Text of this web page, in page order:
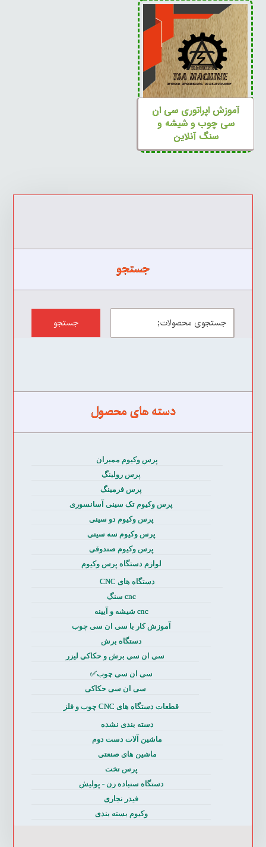
آموزش اپراتوری سی ان
سی چوب و شیشه و
سنگ آنلاین
جستجو
جستجو
دسته های محصول
پرس وکیوم ممبران
پرس رولینگ
پرس فرمینگ
پرس وکیوم تک سینی آسانسوری
پرس وکیوم دو سینی
پرس وکیوم سه سینی
پرس وکیوم صندوقی
لوازم دستگاه پرس وکیوم
دستگاه های CNC
cnc سنگ
cnc شیشه و آیینه
آموزش کار با سی ان سی چوب
دستگاه برش
سی ان سی برش و حکاکی لیزر
سی ان سی چوب✅
سی ان سی حکاکی
قطعات دستگاه های CNC چوب و فلز
دسته بندی نشده
ماشین آلات دست دوم
ماشین های صنعتی
پرس تخت
دستگاه سنباده زن - پولیش
فیدر نجاری
وکیوم بسته بندی